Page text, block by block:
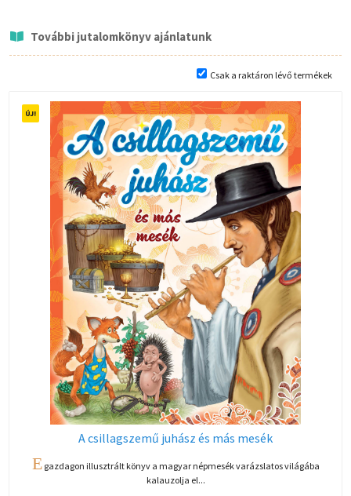
További jutalomkönyv ajánlatunk
Csak a raktáron lévő termékek
A csillagszemű juhász és más mesék
Egazdagon illusztrált könyv a magyar népmesék varázslatos világába
kalauzolja el...